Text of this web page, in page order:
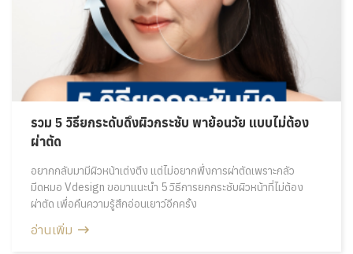
รวม 5 วิธียกระดับดึงผิวกระชับ พาย้อนวัย แบบไม่ต้อง
ผ่าตัด
อยากกลับมามีผิวหน้าเต่งตึง แต่ไม่อยากพึ่งการผ่าตัดเพราะกลัว
มีดหมอ Vdesign ขอมาแนะนำ 5 วิธีการยกกระชับผิวหน้าที่ไม่ต้อง
ผ่าตัด เพื่อคืนความรู้สึกอ่อนเยาว์อีกครั้ง
อ่านเพิ่ม